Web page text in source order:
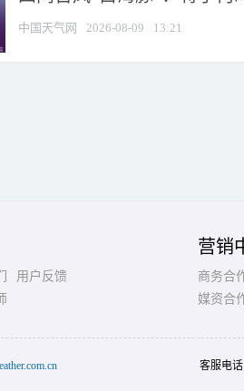
中国天气网 2026-08-09 13:21
用户反馈
营销
商务合
媒资合
客服电